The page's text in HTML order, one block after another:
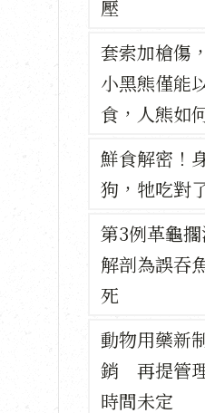
壓
套索加槍傷
小黑熊僅能
食，人熊如
鮮食解密！
狗，牠吃對
第3例革龜擱
解剖為誤吞
死
動物用藥新
銷 再提管
時間未定